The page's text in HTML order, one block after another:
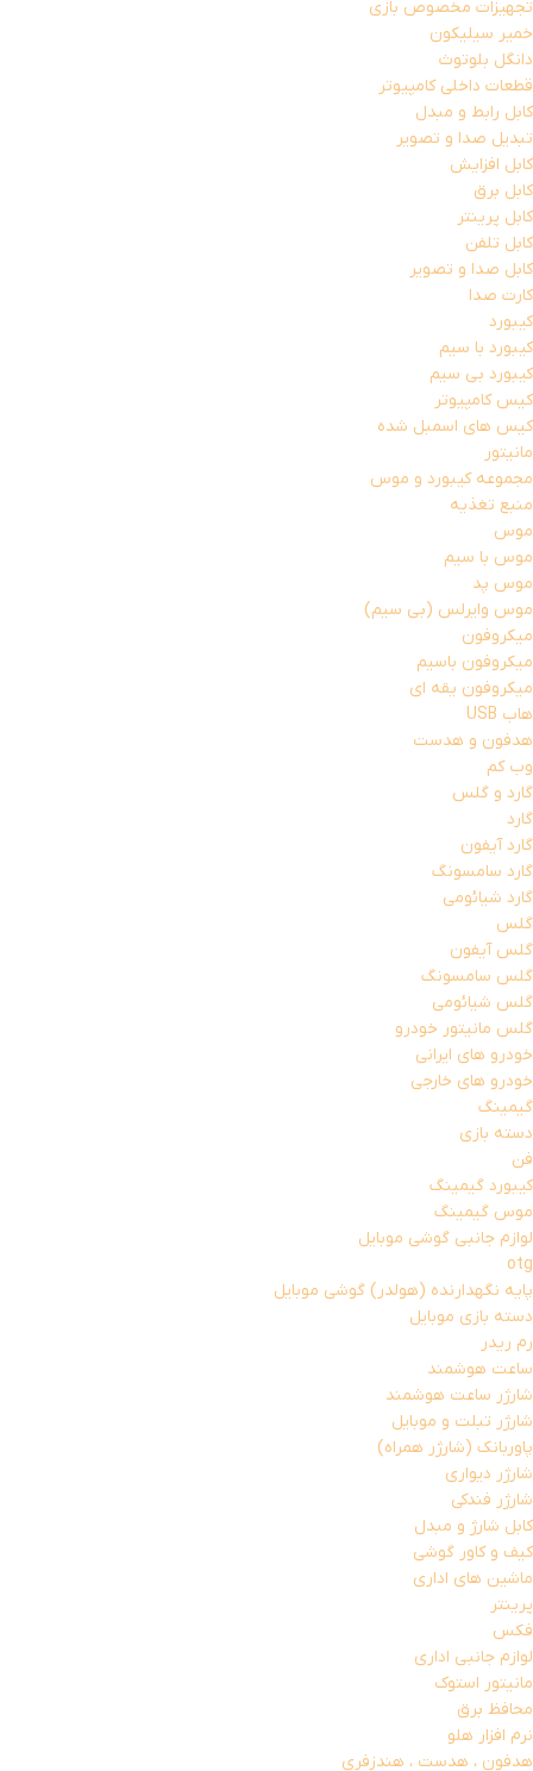
تجهیزات مخصوص بازی
خمیر سیلیکون
دانگل بلوتوث
قطعات داخلی کامپیوتر
کابل رابط و مبدل
تبدیل صدا و تصویر
کابل افزایش
کابل برق
کابل پرینتر
کابل تلفن
کابل صدا و تصویر
کارت صدا
کیبورد
کیبورد با سیم
کیبورد بی سیم
کیس کامپیوتر
کیس های اسمبل شده
مانیتور
مجموعه کیبورد و موس
منبع تغذیه
موس
موس با سیم
موس پد
موس وایرلس (بی سیم)
میکروفون
میکروفون باسیم
میکروفون یقه ای
هاب USB
هدفون و هدست
وب کم
گارد و گلس
گارد
گارد آیفون
گارد سامسونگ
گارد شیائومی
گلس
گلس آیفون
گلس سامسونگ
گلس شیائومی
گلس مانیتور خودرو
خودرو های ایرانی
خودرو های خارجی
گیمینگ
دسته بازی
فن
کیبورد گیمینگ
موس گیمینگ
لوازم جانبی گوشی موبایل
otg
پایه نگهدارنده (هولدر) گوشی موبایل
دسته بازی موبایل
رم ریدر
ساعت هوشمند
شارژر ساعت هوشمند
شارژر تبلت و موبایل
پاوربانک (شارژر همراه)
شارژر دیواری
شارژر فندکی
کابل شارژ و مبدل
کیف و کاور گوشی
ماشین های اداری
پرینتر
فکس
لوازم جانبی اداری
مانیتور استوک
محافظ برق
نرم افزار هلو
هدفون ، هدست ، هندزفری